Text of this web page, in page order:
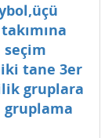
seçim
iki tane 3er
gruplara
gruplama